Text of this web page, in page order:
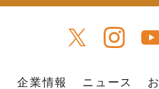
企業情報 ニュース